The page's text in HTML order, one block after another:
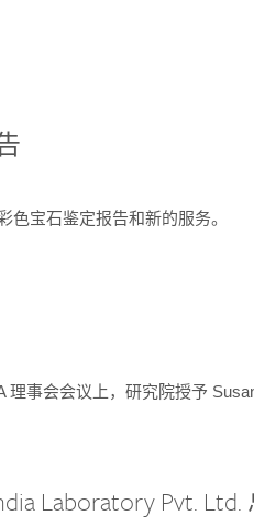
色宝石鉴定报告和新的服务。
理事会会议上，研究院授予
Laboratory Pvt.